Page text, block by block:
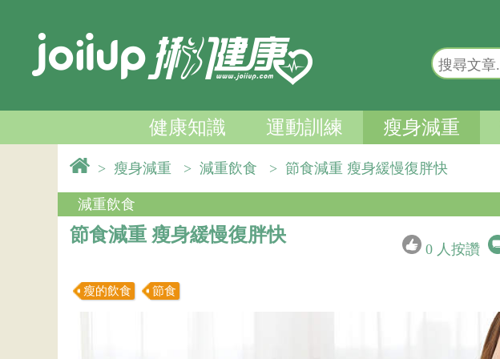
健康知識 運動訓練 瘦身減重
> 瘦身減重 > 減重飲食 > 節食減重 瘦身緩慢復胖快
減重飲食
節食減重 瘦身緩慢復胖快
0 人按讚
瘦的飲食 節食